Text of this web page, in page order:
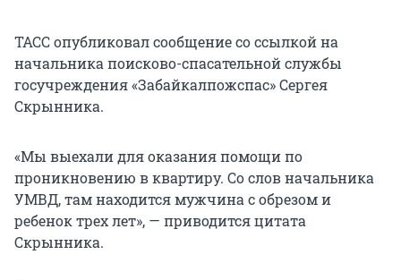
ТАСС опубликовал сообщение со ссылкой на
начальника поисково-спасательной службы
госучреждения «Забайкалпожспас» Сергея
Скрынника.
«Мы выехали для оказания помощи по
проникновению в квартиру. Со слов начальника
УМВД, там находится мужчина с обрезом и
ребенок трех лет», — приводится цитата
Скрынника.